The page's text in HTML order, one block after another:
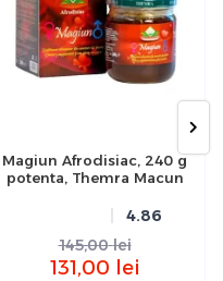
Magiun Afrodisiac, 240 g
potenta, Themra Macun
4.86
145,00 lei
131,00 lei